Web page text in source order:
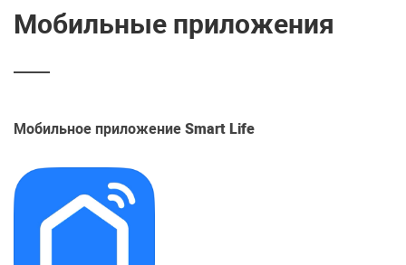
Мобильные приложения
Мобильное приложение Smart Life